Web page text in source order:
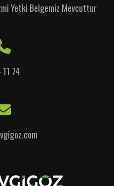
Yetki Belgemiz Mevcuttur
74